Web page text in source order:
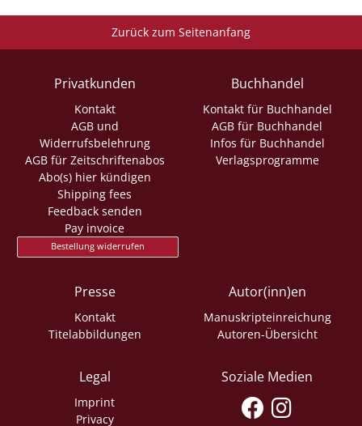
Zurück zum Seitenanfang
Privatkunden
Kontakt
AGB und
Widerrufsbelehrung
AGB für Zeitschriftenabos
Abo(s) hier kündigen
Shipping fees
Feedback senden
Pay invoice
Bestellung widerrufen
Buchhandel
Kontakt für Buchhandel
AGB für Buchhandel
Infos für Buchhandel
Verlagsprogramme
Presse
Kontakt
Titelabbildungen
Autor(inn)en
Manuskripteinreichung
Autoren-Übersicht
Legal
Imprint
Privacy
Soziale Medien